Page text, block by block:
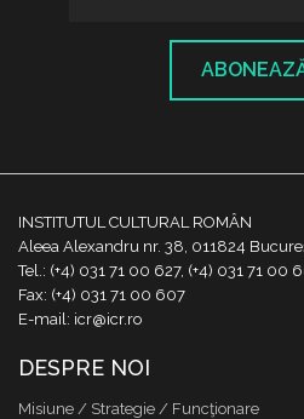
INSTITUTUL CULTURAL ROMÂN
Aleea Alexandru nr. 38, 011824
Tel.: (+4) 031 71 00 627, (+4) 031 71 00
Fax: (+4) 031 71 00 607
E-mail: icr@icr.ro
DESPRE NOI
Misiune / Strategie / Funcţionare